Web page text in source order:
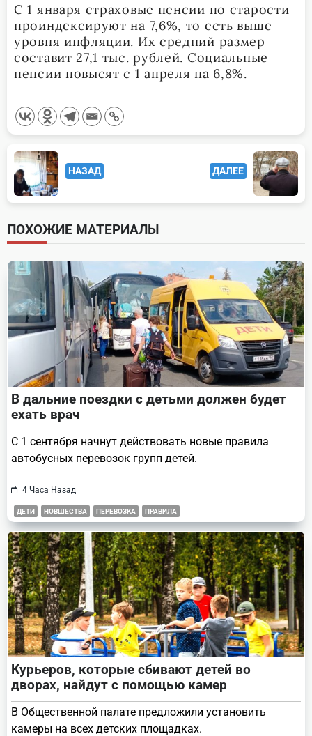
С 1 января страховые пенсии по старости
проиндексируют на 7,6%, то есть выше
уровня инфляции. Их средний размер
составит 27,1 тыс. рублей. Социальные
пенсии повысят с 1 апреля на 6,8%.
<span
class="nav-
subtitle
screen-
reader-
text">Page</span>
НАЗАД ДАЛЕЕ
ПОХОЖИЕ МАТЕРИАЛЫ
В дальние поездки с детьми должен будет
ехать врач
С 1 сентября начнут действовать новые правила
автобусных перевозок групп детей.
4 Часа Назад
ДЕТИ НОВШЕСТВА ПЕРЕВОЗКА ПРАВИЛА
Курьеров, которые сбивают детей во
дворах, найдут с помощью камер
В Общественной палате предложили установить
камеры на всех детских площадках.